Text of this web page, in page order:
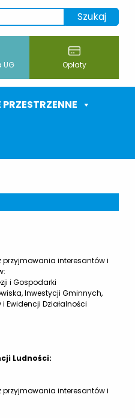
UG Opłaty
przyjmowania interesantów i
i Gospodarki
Inwestycji Gminnych,
Ewidencji Działalności
Ludności:
przyjmowania interesantów i